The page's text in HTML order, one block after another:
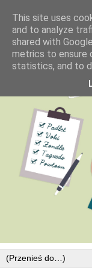
This site uses
and to analyze
shared with
metrics to ensure
statistics, and to